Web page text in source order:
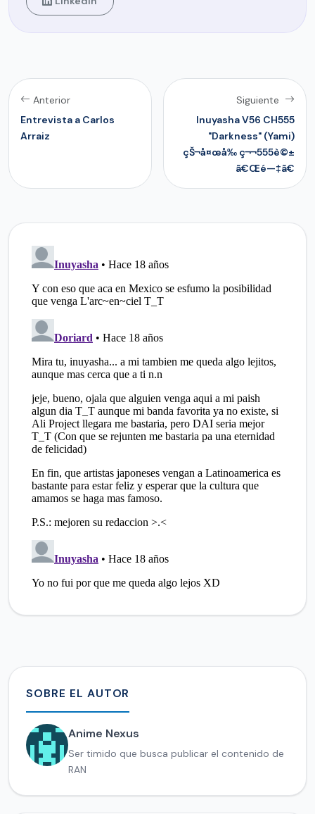
Anterior
Entrevista a Carlos
Arraiz
Siguiente
Inuyasha V56 CH555
"Darkness" (Yami)
çŠ¬å¤œå‰ ç¬¬555è©±
ã€Œé—‡ã€
SOBRE EL AUTOR
Anime Nexus
Ser timido que busca publicar el contenido de
RAN